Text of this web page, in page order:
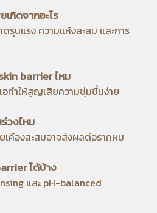
กิดจากอะไร
รุนแรง ความแห้งสะสม และการ
barrier ไหม
อทำให้สูญเสียความชุ่มชื้นง่าย
วงไหม
เคืองสะสมอาจส่งผลต่อรากผม
ได้บ้าง
และ pH-balanced